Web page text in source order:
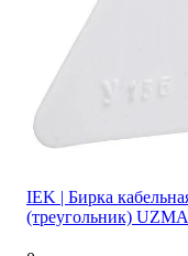
IEK | Бирка
(треугольник)